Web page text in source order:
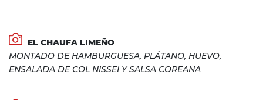
EL CHAUFA LIMEÑO
MONTADO DE HAMBURGUESA, PLÁTANO, HUEVO,
ENSALADA DE COL NISSEI Y SALSA COREANA